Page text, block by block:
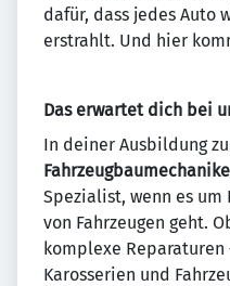
dafür, dass jedes Auto
erstrahlt. Und hier
Das erwartet dich bei
In deiner Ausbildung
Spezialist, wenn es um
von Fahrzeugen geht.
komplexe
Karosserien und